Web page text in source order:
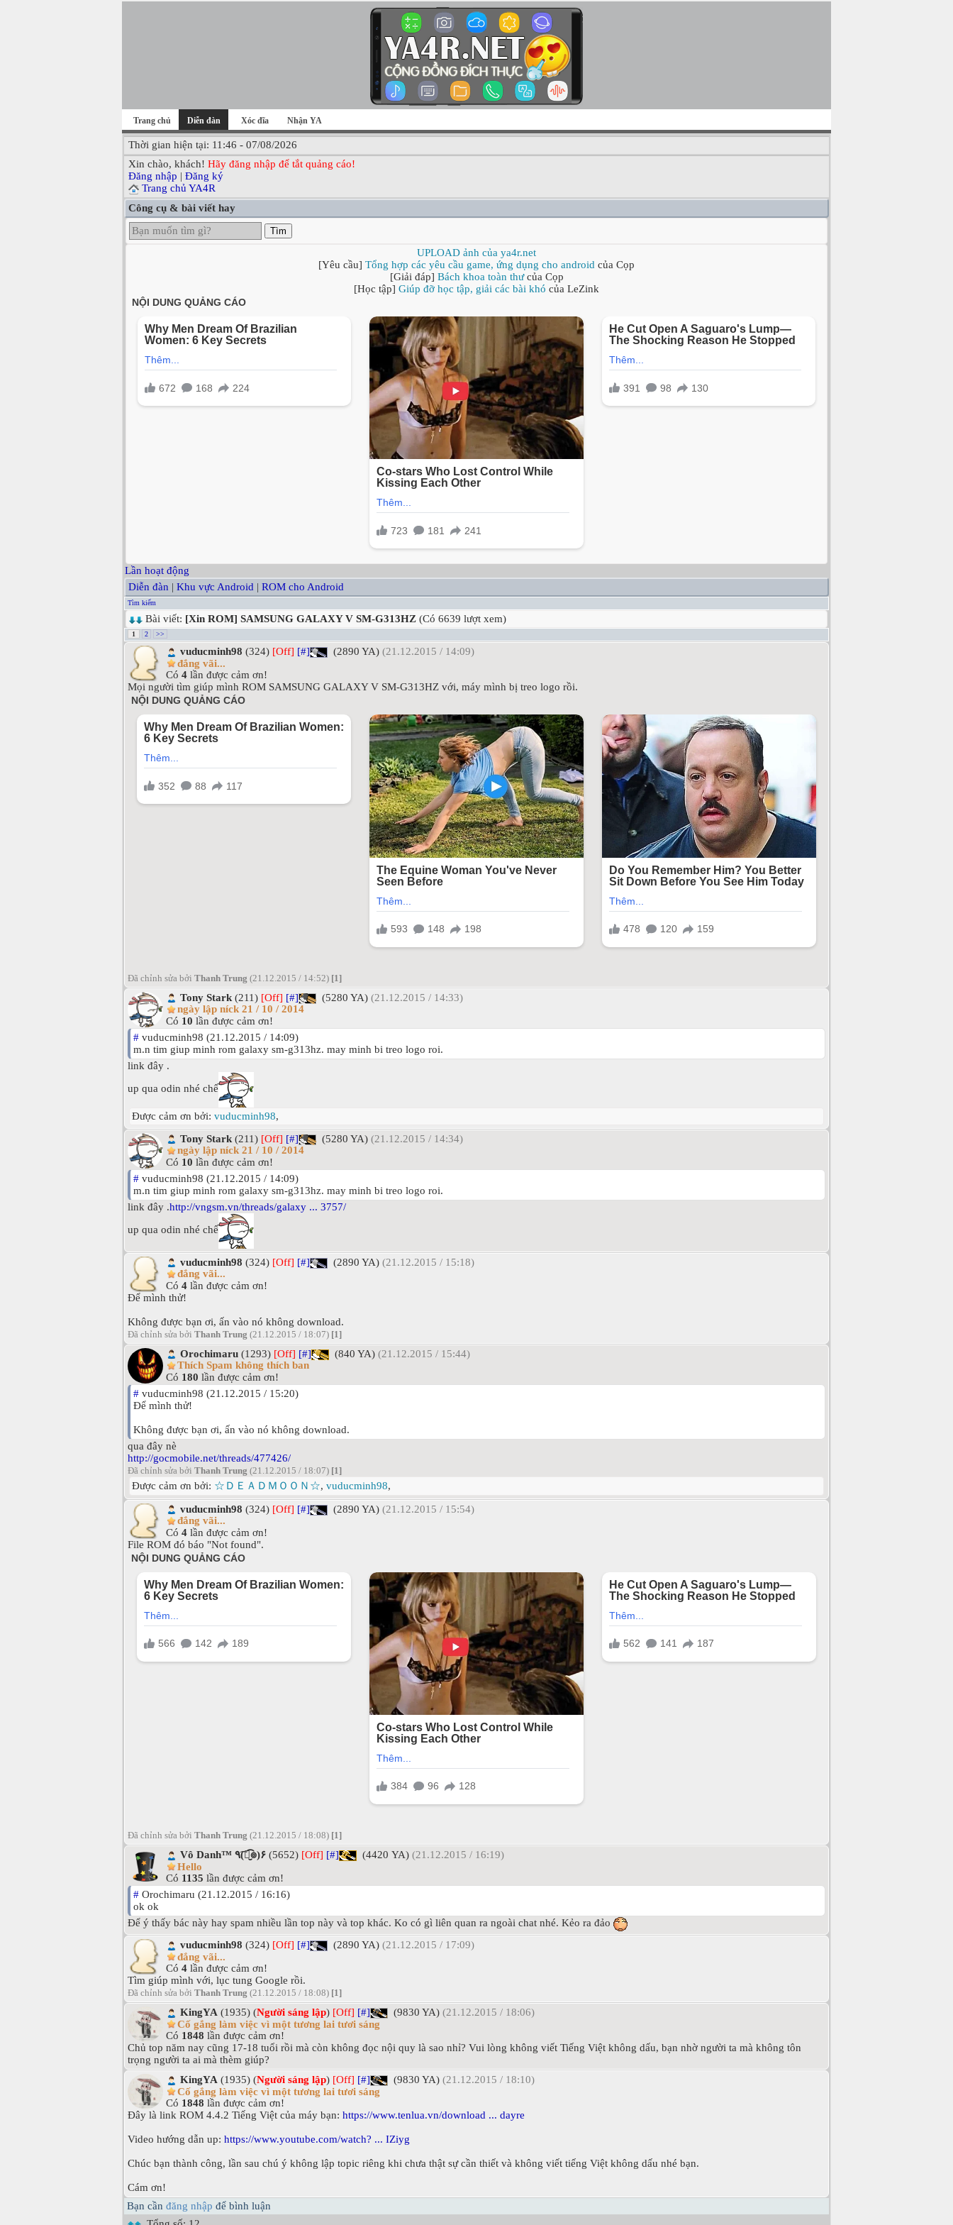
Trang chủ Diễn đàn Xóc đĩa Nhận YA
Thời gian hiện tại: 11:46 - 07/08/2026
Xin chào, khách! Hãy đăng nhập để tắt quảng cáo!
Đăng nhập | Đăng ký
Trang chủ YA4R
Công cụ & bài viết hay
Tìm
UPLOAD ảnh của ya4r.net
[Yêu cầu] Tổng hợp các yêu cầu game, ứng dụng cho android của Cọp
[Giải đáp] Bách khoa toàn thưcủa Cọp
[Học tập] Giúp đỡ học tập, giải các bài khó của LeZink
Lần hoạt động
Diễn đàn | Khu vực Android | ROM cho Android
Tìm kiếm
Bài viết: [Xin ROM] SAMSUNG GALAXY V SM-G313HZ (Có 6639 lượt xem)
1 2 >>
vuducminh98 (324) [Off] [#] (2890 YA) (21.12.2015 / 14:09)
đắng vãi...
Có 4 lần được cảm ơn!
Mọi người tìm giúp mình ROM SAMSUNG GALAXY V SM-G313HZ với, máy mình bị treo logo rồi.
Đã chỉnh sửa bởi Thanh Trung (21.12.2015 / 14:52) [1]
Tony Stark (211) [Off] [#] (5280 YA) (21.12.2015 / 14:33)
ngày lập níck 21 / 10 / 2014
Có 10 lần được cảm ơn!
# vuducminh98 (21.12.2015 / 14:09)
m.n tim giup minh rom galaxy sm-g313hz. may minh bi treo logo roi.
link đây .
up qua odin nhé chế
Được cảm ơn bởi: vuducminh98,
Tony Stark (211) [Off] [#] (5280 YA) (21.12.2015 / 14:34)
ngày lập níck 21 / 10 / 2014
Có 10 lần được cảm ơn!
# vuducminh98 (21.12.2015 / 14:09)
m.n tim giup minh rom galaxy sm-g313hz. may minh bi treo logo roi.
link đây .http://vngsm.vn/threads/galaxy ... 3757/
up qua odin nhé chế
vuducminh98 (324) [Off] [#] (2890 YA) (21.12.2015 / 15:18)
đắng vãi...
Có 4 lần được cảm ơn!
Để mình thử!
Không được bạn ơi, ấn vào nó không download.
Đã chỉnh sửa bởi Thanh Trung (21.12.2015 / 18:07) [1]
Orochimaru (1293) [Off] [#] (840 YA) (21.12.2015 / 15:44)
Thích Spam không thích ban
Có 180 lần được cảm ơn!
# vuducminh98 (21.12.2015 / 15:20)
Để mình thử!
Không được bạn ơi, ấn vào nó không download.
qua đây nè
http://gocmobile.net/threads/477426/
Đã chỉnh sửa bởi Thanh Trung (21.12.2015 / 18:07) [1]
Được cảm ơn bởi: ☆ＤＥＡＤＭＯＯＮ☆, vuducminh98,
vuducminh98 (324) [Off] [#] (2890 YA) (21.12.2015 / 15:54)
đắng vãi...
Có 4 lần được cảm ơn!
File ROM đó báo "Not found".
Đã chỉnh sửa bởi Thanh Trung (21.12.2015 / 18:08) [1]
Vô Danh™ ٩(͡๏̮͡๏)۶ (5652) [Off] [#] (4420 YA) (21.12.2015 / 16:19)
Hello
Có 1135 lần được cảm ơn!
# Orochimaru (21.12.2015 / 16:16)
ok ok
Để ý thấy bác này hay spam nhiều lần top này và top khác. Ko có gì liên quan ra ngoài chat nhé. Kẻo ra đảo
vuducminh98 (324) [Off] [#] (2890 YA) (21.12.2015 / 17:09)
đắng vãi...
Có 4 lần được cảm ơn!
Tìm giúp mình với, lục tung Google rồi.
Đã chỉnh sửa bởi Thanh Trung (21.12.2015 / 18:08) [1]
KingYA (1935) (Người sáng lập) [Off] [#] (9830 YA) (21.12.2015 / 18:06)
Cố gắng làm việc vì một tương lai tươi sáng
Có 1848 lần được cảm ơn!
Chủ top năm nay cũng 17-18 tuổi rồi mà còn không đọc nội quy là sao nhỉ? Vui lòng không viết Tiếng Việt không dấu, bạn nhờ người ta mà không tôn
trọng người ta ai mà thèm giúp?
KingYA (1935) (Người sáng lập) [Off] [#] (9830 YA) (21.12.2015 / 18:10)
Cố gắng làm việc vì một tương lai tươi sáng
Có 1848 lần được cảm ơn!
Đây là link ROM 4.4.2 Tiếng Việt của máy bạn: https://www.tenlua.vn/download ... dayre
Video hướng dẫn up: https://www.youtube.com/watch? ... IZiyg
Chúc bạn thành công, lần sau chú ý không lập topic riêng khi chưa thật sự cần thiết và không viết tiếng Việt không dấu nhé bạn.
Cám ơn!
Bạn cần đăng nhập để bình luận